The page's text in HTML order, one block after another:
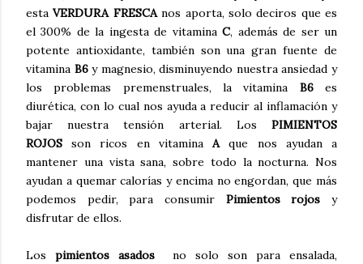
estaVERDURA FRESCAnos aporta, solo deciros que es
el 300% de la ingesta de vitaminaC, además de ser un
potente antioxidante, también son una gran fuente de
vitamina B6y magnesio, disminuyendo nuestra ansiedad y
los problemas premenstruales, la vitamina B6es
diurética, con lo cual nos ayuda a reducir al inflamación y
bajar nuestra tensión arterial. Los PIMIENTOS
ROJOSson ricos en vitaminaAque nos ayudan a
mantener una vista sana, sobre todo la nocturna. Nos
ayudan a quemar calorías y encima no engordan, que más
podemos pedir, para consumir Pimientos rojos y
disfrutar de ellos.
Los pimientos asados
no solo son para ensalada,